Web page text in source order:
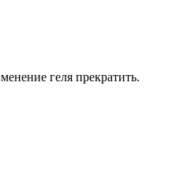
геля прекратить.